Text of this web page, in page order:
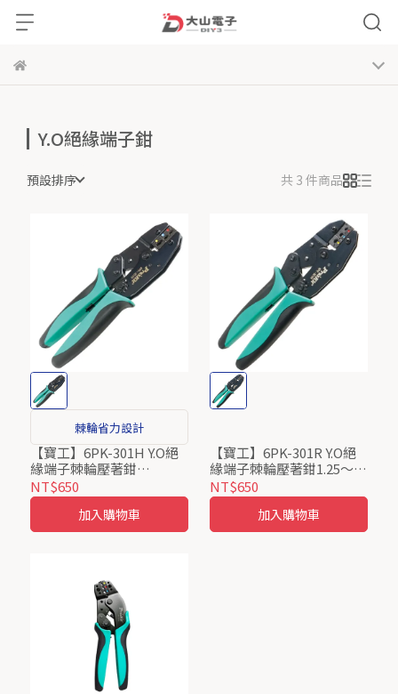
Y.O絕緣端子鉗
預設排序 共 3 件商品
棘輪省力設計
【寶工】6PK-301H Y.O絕
緣端子棘輪壓著鉗
Pro’sKit ProsKit
NT$650
加入購物車
【寶工】6PK-301R Y.O絕
緣端子棘輪壓著鉗1.25～
5.5 Pro’sKit ProsKit
NT$650
加入購物車